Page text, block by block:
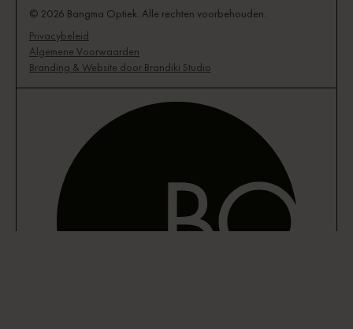
© 2026 Bangma Optiek. Alle rechten voorbehouden.
Privacybeleid
Algemene Voorwaarden
Branding & Website door Brandiki Studio